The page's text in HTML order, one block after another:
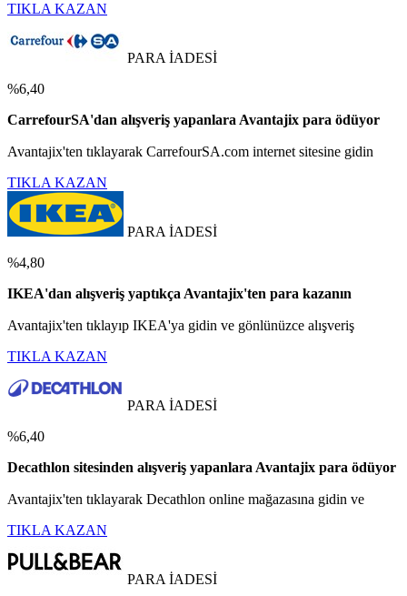
TIKLA KAZAN
PARA İADESİ
%6,40
CarrefourSA'dan alışveriş yapanlara Avantajix para ödüyor
Avantajix'ten tıklayarak CarrefourSA.com internet sitesine gidin
TIKLA KAZAN
PARA İADESİ
%4,80
IKEA'dan alışveriş yaptıkça Avantajix'ten para kazanın
Avantajix'ten tıklayıp IKEA'ya gidin ve gönlünüzce alışveriş
TIKLA KAZAN
PARA İADESİ
%6,40
Decathlon sitesinden alışveriş yapanlara Avantajix para ödüyor
Avantajix'ten tıklayarak Decathlon online mağazasına gidin ve
TIKLA KAZAN
PARA İADESİ